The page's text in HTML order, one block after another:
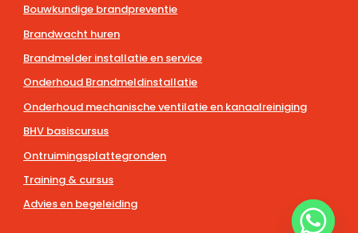
Bouwkundige brandpreventie
Brandwacht huren
Brandmelder installatie en service
Onderhoud Brandmeldinstallatie
Onderhoud mechanische ventilatie en kanaalreiniging
BHV basiscursus
Ontruimingsplattegronden
Training & cursus
Advies en begeleiding